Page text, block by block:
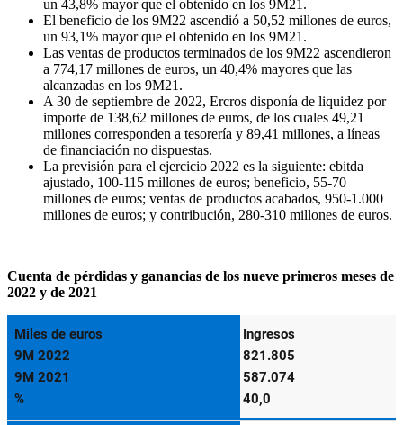
un 43,8% mayor que el obtenido en los 9M21.
El beneficio de los 9M22 ascendió a 50,52 millones de euros,
un 93,1% mayor que el obtenido en los 9M21.
Las ventas de productos terminados de los 9M22 ascendieron
a 774,17 millones de euros, un 40,4% mayores que las
alcanzadas en los 9M21.
A 30 de septiembre de 2022, Ercros disponía de liquidez por
importe de 138,62 millones de euros, de los cuales 49,21
millones corresponden a tesorería y 89,41 millones, a líneas
de financiación no dispuestas.
La previsión para el ejercicio 2022 es la siguiente: ebitda
ajustado, 100-115 millones de euros; beneficio, 55-70
millones de euros; ventas de productos acabados, 950-1.000
millones de euros; y contribución, 280-310 millones de euros.
Cuenta de pérdidas y ganancias de los nueve primeros meses de
2022 y de 2021